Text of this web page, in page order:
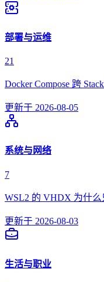
部署与运维
21
Docker Compose 跨
更新于 2026-08-05
系统与网络
7
WSL2 的 VHDX 为什么
更新于 2026-08-03
生活与职业